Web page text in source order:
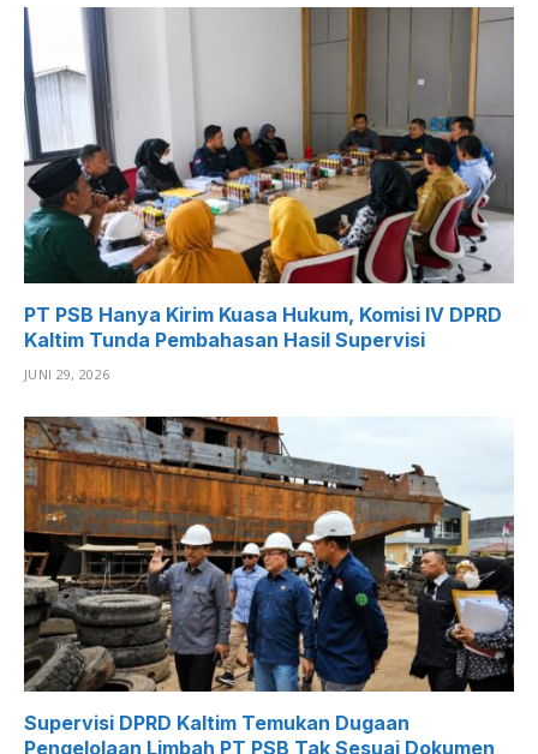
PT PSB Hanya Kirim Kuasa Hukum, Komisi IV DPRD
Kaltim Tunda Pembahasan Hasil Supervisi
JUNI 29, 2026
Supervisi DPRD Kaltim Temukan Dugaan
Pengelolaan Limbah PT PSB Tak Sesuai Dokumen